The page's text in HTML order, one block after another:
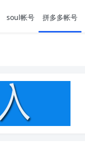
soul帐号 拼多多帐号